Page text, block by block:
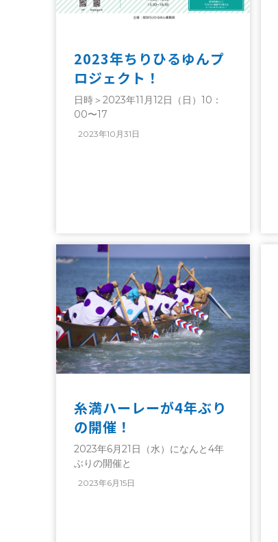
2023年ちりひるゆんプ
ロジェクト！
日時＞2023年11月12日（日）10：
00〜17
2023年10月31日
糸満ハーレーが4年ぶり
の開催！
2023年6月21日（水）になんと4年
ぶりの開催と
2023年6月15日